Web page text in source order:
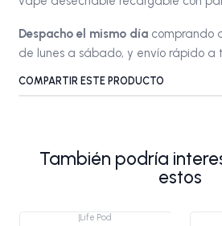
Despacho el mismo díacomprando
de lunes a sábado, y envío rápido a
COMPARTIR ESTE PRODUCTO
También podría
estos
|Life Pod